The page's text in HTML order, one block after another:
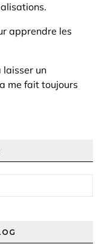
apprendre les
laisser un
me fait toujours